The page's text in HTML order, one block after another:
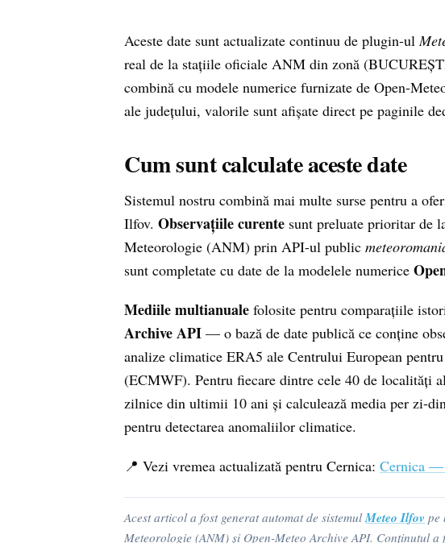
Aceste date sunt actualizate continuu de plugin-ul
real de la stațiile oficiale ANM din zonă
combină cu modele numerice furnizate de Open-
ale județului, valorile sunt afișate direct pe paginile
Cum sunt calculate aceste date
Sistemul nostru combină mai multe surse pentru a
Ilfov. Observațiile curente sunt preluate prioritar de
Meteorologie (ANM) prin API-ul public
sunt completate cu date de la modelele numerice
Mediile multianuale folosite pentru comparațiile
Archive API — o bază de date publică ce conține
analize climatice ERA5 ale Centrului European
(ECMWF). Pentru fiecare dintre cele 40 de localități
zilnice din ultimii 10 ani și calculează media per zi-
pentru detectarea anomaliilor climatice.
📍 Vezi vremea actualizată pentru Cernica: Cernica —
Acest articol a fost generat automat de sistemulMeteo Ilfov pe
Meteorologie (ANM) și Open-Meteo Archive API. Conținutul